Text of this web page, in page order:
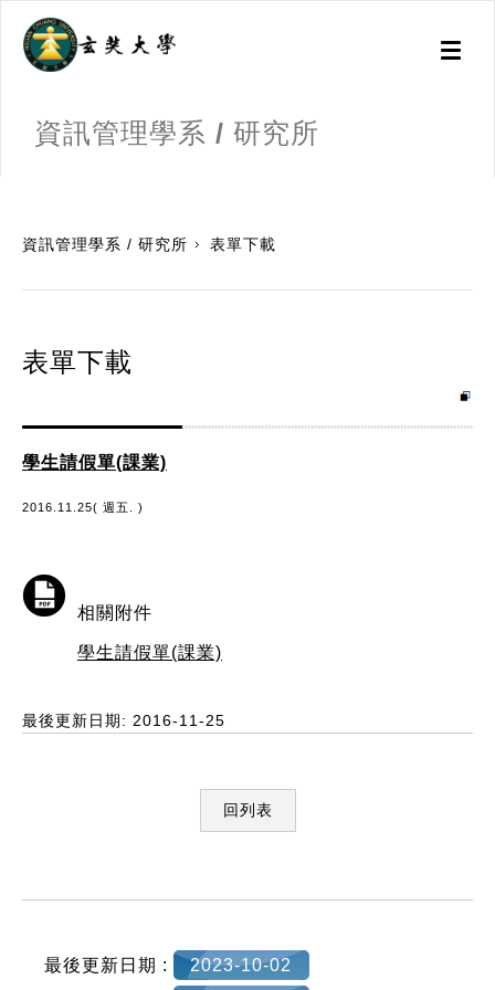
Toggle
資訊管理學系 / 研究所
資訊管理學系 / 研究所 表單下載
表單下載
學生請假單(課業)
2016.11.25( 週五. )
相關附件
學生請假單(課業)
最後更新日期: 2016-11-25
回列表
最後更新日期 : 2023-10-02